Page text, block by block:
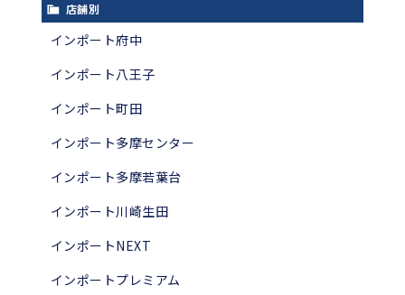
店舗別
インポート府中
インポート八王子
インポート町田
インポート多摩センター
インポート多摩若葉台
インポート川崎生田
インポートNEXT
インポートプレミアム